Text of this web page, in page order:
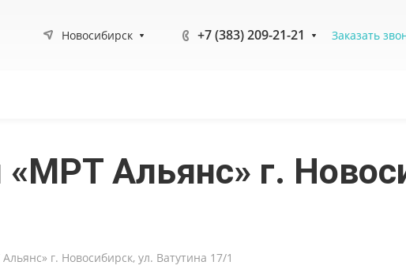
Новосибирск +7 (383) 209-21-21 Заказать
Альянс» г.
г. Новосибирск, ул. Ватутина 17/1